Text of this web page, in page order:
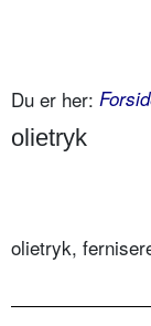
Du er her:
olietryk
olietryk,